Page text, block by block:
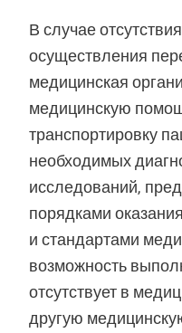
В случае
осуществления
медицинская
медицинскую
транспортировку
необходимых
исследований,
порядками
и стандартами
возможность
отсутствует в
другую